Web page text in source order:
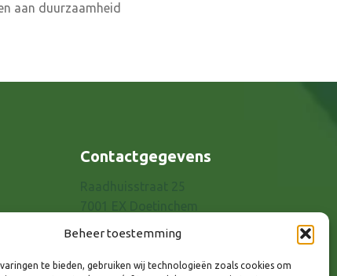
Beheer toestemming
te bieden, gebruiken wij technologieën zoals cookies om
aan duurzaamheid
Contactgegevens
E-mail: info@8rhk.nl
Privacyverklaring